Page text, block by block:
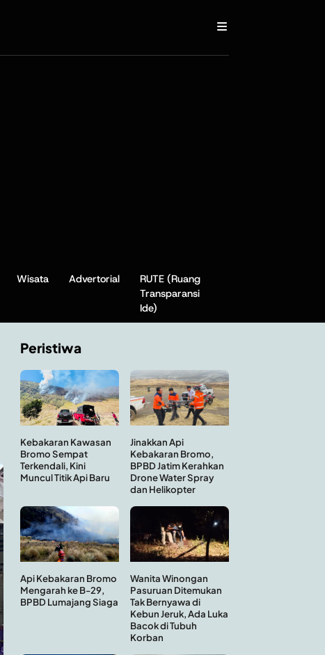
Wisata Advertorial
RUTE (Ruang
Transparansi
Ide)
Peristiwa
Kebakaran Kawasan
Bromo Sempat
Terkendali, Kini
Muncul Titik Api Baru
Jinakkan Api
Kebakaran Bromo,
BPBD Jatim Kerahkan
Drone Water Spray
dan Helikopter
Api Kebakaran Bromo
Mengarah ke B-29,
BPBD Lumajang Siaga
Wanita Winongan
Pasuruan Ditemukan
Tak Bernyawa di
Kebun Jeruk, Ada Luka
Bacok di Tubuh
Korban